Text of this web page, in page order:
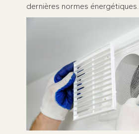
dernières normes énergétiques.